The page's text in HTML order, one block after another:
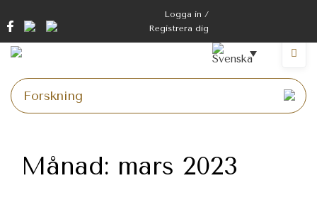
innehåll
Logga in /
Registrera dig
Meny
Månad: mars 2023